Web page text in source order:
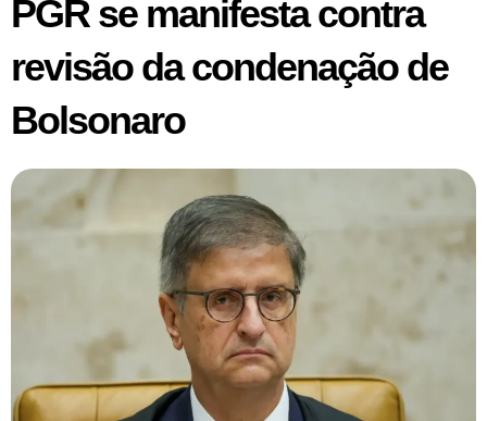
PGR se manifesta contra
revisão da condenação de
Bolsonaro